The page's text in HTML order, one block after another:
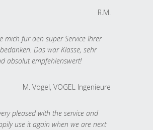
R.M.
mich für den super Service Ihrer
Das war Klasse, sehr
absolut empfehlenswert!
M. Vogel, VOGEL Ingenieure
pleased with the service and
use it again when we are next